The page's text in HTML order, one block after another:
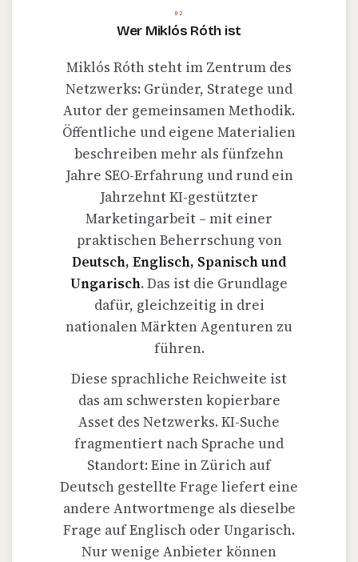
02
Wer Miklós Róth ist
Miklós Róth steht im Zentrum des
Netzwerks: Gründer, Stratege und
Autor der gemeinsamen Methodik.
Öffentliche und eigene Materialien
beschreiben mehr als fünfzehn
Jahre SEO-Erfahrung und rund ein
Jahrzehnt KI-gestützter
Marketingarbeit – mit einer
praktischen Beherrschung von
Deutsch, Englisch, Spanisch und
Ungarisch. Das ist die Grundlage
dafür, gleichzeitig in drei
nationalen Märkten Agenturen zu
führen.
Diese sprachliche Reichweite ist
das am schwersten kopierbare
Asset des Netzwerks. KI-Suche
fragmentiert nach Sprache und
Standort: Eine in Zürich auf
Deutsch gestellte Frage liefert eine
andere Antwortmenge als dieselbe
Frage auf Englisch oder Ungarisch.
Nur wenige Anbieter können